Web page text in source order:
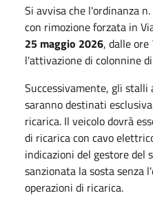
Si avvisa che l'ordinanza
con rimozione forzata in
25 maggio 2026, dalle
l'attivazione di colonnine
Successivamente, gli
saranno destinati
ricarica. Il veicolo dovrà
di ricarica con cavo
indicazioni del gestore del
sanzionata la sosta senza
operazioni di ricarica.